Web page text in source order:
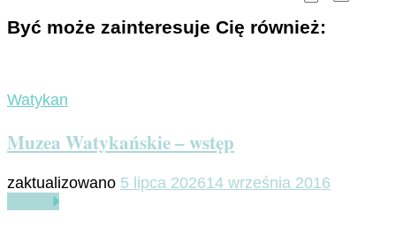
Być może zainteresuje Cię również:
Watykan
Muzea Watykańskie – wstęp
zaktualizowano 5 lipca 202614 września 2016